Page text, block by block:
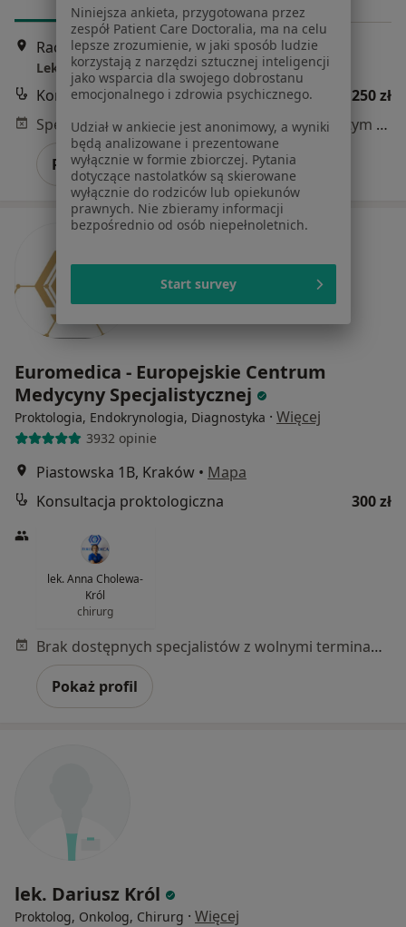
Raciborskiego 1A, Pruszcz Gdański • Mapa
Lekarze Specjaliści
Konsultacja chirurgiczna
250 zł
Specjalista nie oferuje umawiania online pod tym adresem.
Poproś o wizytę
Euromedica - Europejskie Centrum
Medycyny Specjalistycznej
Proktologia, Endokrynologia, Diagnostyka · Więcej
3932 opinie
Piastowska 1B, Kraków • Mapa
Konsultacja proktologiczna
300 zł
lek. Anna Cholewa-
Król
chirurg
Brak dostępnych specjalistów z wolnymi terminami w tym centrum medycznym.
Pokaż profil
lek. Dariusz Król
Proktolog, Onkolog, Chirurg · Więcej
Niniejsza ankieta, przygotowana przez
zespół Patient Care Doctoralia, ma na celu
lepsze zrozumienie, w jaki sposób ludzie
korzystają z narzędzi sztucznej inteligencji
jako wsparcia dla swojego dobrostanu
emocjonalnego i zdrowia psychicznego.
Udział w ankiecie jest anonimowy, a wyniki
będą analizowane i prezentowane
wyłącznie w formie zbiorczej. Pytania
dotyczące nastolatków są skierowane
wyłącznie do rodziców lub opiekunów
prawnych. Nie zbieramy informacji
bezpośrednio od osób niepełnoletnich.
Start survey